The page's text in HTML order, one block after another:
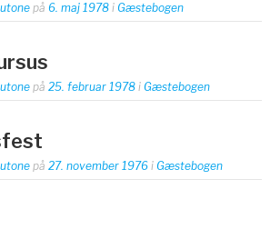
på 6. maj 1978 i Gæstebogen
på 25. februar 1978 i Gæstebogen
på 27. november 1976 i Gæstebogen